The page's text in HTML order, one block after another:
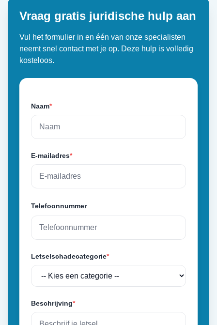
Vraag gratis juridische hulp aan
Vul het formulier in en één van onze specialisten
neemt snel contact met je op. Deze hulp is volledig
kosteloos.
Naam*
E-mailadres*
Telefoonnummer
Letselschadecategorie*
Beschrijving*